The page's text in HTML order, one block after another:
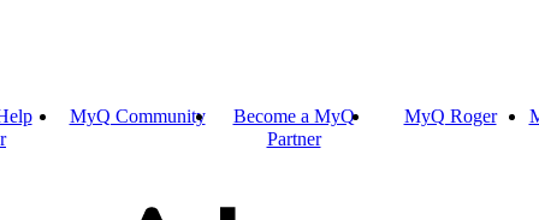
MyQ Community
Become a MyQ
Partner
MyQ Roger